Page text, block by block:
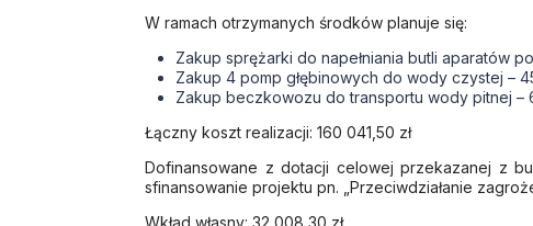
W ramach otrzymanych środków planuje się:
Zakup sprężarki do napełniania butli aparatów
Zakup 4 pomp głębinowych do wody czystej –
Zakup beczkowozu do transportu wody pitnej –
Łączny koszt realizacji: 160 041,50 zł
Dofinansowane z dotacji celowej przekazanej z
sfinansowanie projektu pn. „Przeciwdziałanie